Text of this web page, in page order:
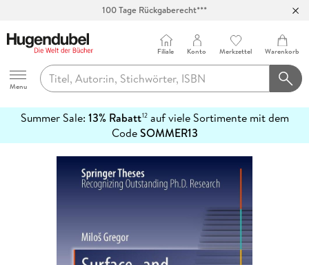
100 Tage Rückgaberecht***
Hugendubel
Menu
Filiale Konto Merkzettel Warenkorb
Summer Sale: 13% Rabatt12auf viele Sortimente mit dem
CodeSOMMER13
erfahren